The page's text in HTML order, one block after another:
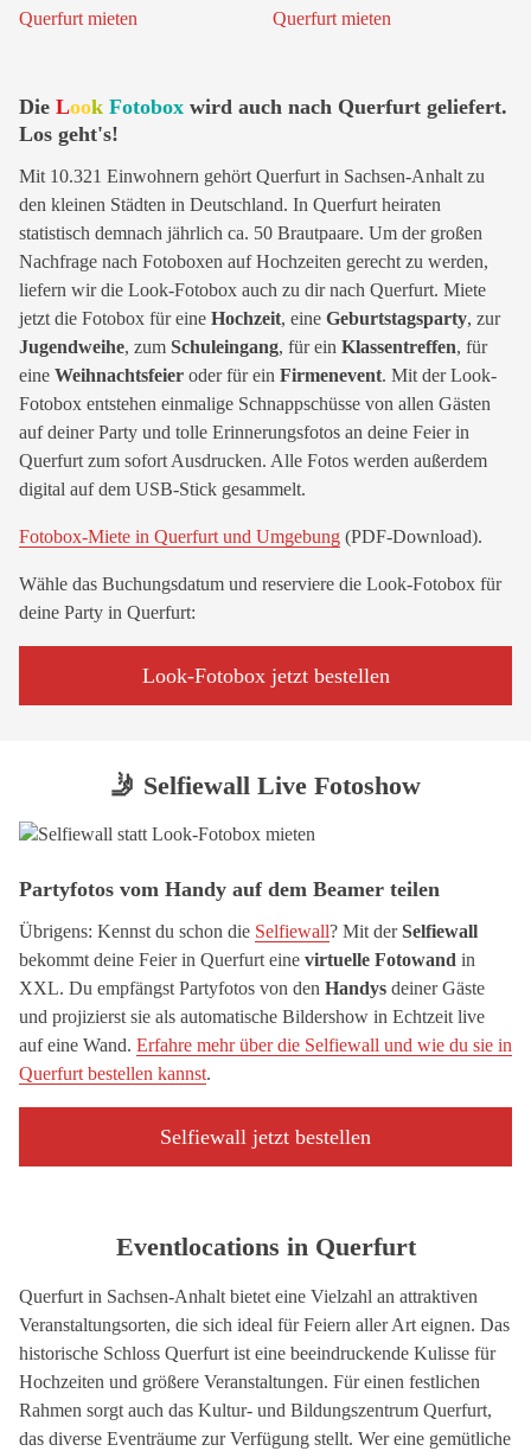
Die Look Fotobox wird auch nach Querfurt geliefert.
Los geht's!
Mit 10.321 Einwohnern gehört Querfurt in Sachsen-Anhalt zu
den kleinen Städten in Deutschland. In Querfurt heiraten
statistisch demnach jährlich ca. 50 Brautpaare. Um der großen
Nachfrage nach Fotoboxen auf Hochzeiten gerecht zu werden,
liefern wir die Look-Fotobox auch zu dir nach Querfurt. Miete
jetzt die Fotobox für eine Hochzeit, eine Geburtstagsparty, zur
Jugendweihe, zum Schuleingang, für ein Klassentreffen, für
eine Weihnachtsfeier oder für ein Firmenevent. Mit der Look-
Fotobox entstehen einmalige Schnappschüsse von allen Gästen
auf deiner Party und tolle Erinnerungsfotos an deine Feier in
Querfurt zum sofort Ausdrucken. Alle Fotos werden außerdem
digital auf dem USB-Stick gesammelt.
Fotobox-Miete in Querfurt und Umgebung (PDF-Download).
Wähle das Buchungsdatum und reserviere die Look-Fotobox für
deine Party in Querfurt:
Look-Fotobox jetzt bestellen
🤳 Selfiewall Live Fotoshow
Partyfotos vom Handy auf dem Beamer teilen
Übrigens: Kennst du schon die Selfiewall? Mit derSelfiewall
bekommt deine Feier in Querfurt eine virtuelle Fotowand in
XXL. Du empfängst Partyfotos von den Handys deiner Gäste
und projizierst sie als automatische Bildershow in Echtzeit live
auf eine Wand. Erfahre mehr über die Selfiewall und wie du sie in
Querfurt bestellen kannst.
Selfiewall jetzt bestellen
Eventlocations in Querfurt
Querfurt in Sachsen-Anhalt bietet eine Vielzahl an attraktiven
Veranstaltungsorten, die sich ideal für Feiern aller Art eignen. Das
historische Schloss Querfurt ist eine beeindruckende Kulisse für
Hochzeiten und größere Veranstaltungen. Für einen festlichen
Rahmen sorgt auch das Kultur- und Bildungszentrum Querfurt,
das diverse Eventräume zur Verfügung stellt. Wer eine gemütliche